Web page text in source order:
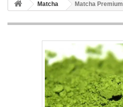
Matcha Matcha Premium